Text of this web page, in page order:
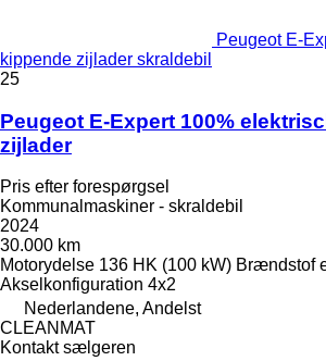
Peugeot E-
kippende zijlader skraldebil
25
Peugeot E-Expert 100%
zijlader
Pris efter forespørgsel
Kommunalmaskiner - skraldebil
2024
30.000 km
Motorydelse 136 HK (100 kW) Brændstof
Akselkonfiguration 4x2
Nederlandene, Andelst
CLEANMAT
Kontakt sælgeren